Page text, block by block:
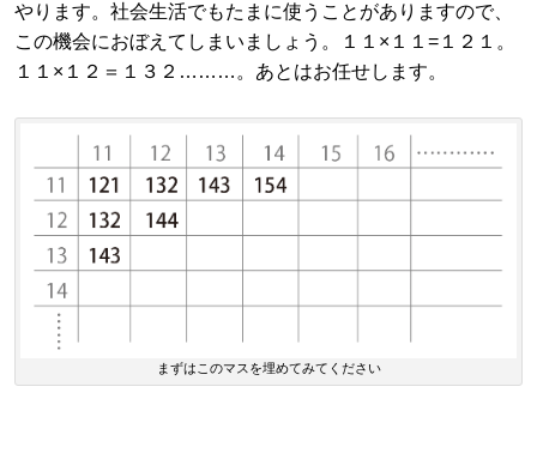
やります。社会生活でもたまに使うことがありますので、
この機会におぼえてしまいましょう。１１×１１=１２１。
１１×１２＝１３２………。あとはお任せします。
まずはこのマスを埋めてみてください